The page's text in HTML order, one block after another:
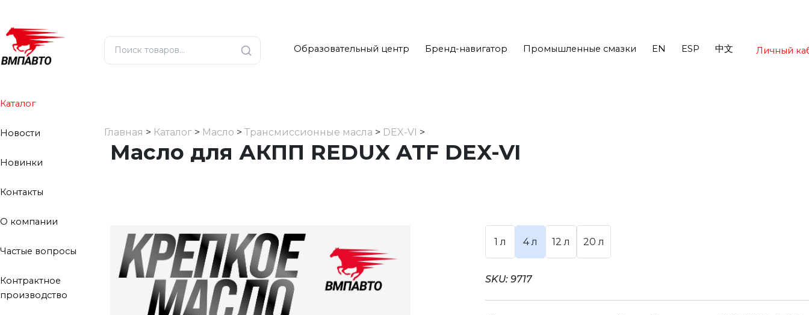
Каталог
Новости
Новинки
Контакты
О компании
Частые вопросы
Контрактное
производство
Образовательный центр Бренд-навигатор Промышленные смазки EN ESP 中文 Личный
Главная > Каталог> Масло > Трансмиссионные масла > DEX-VI >
Масло для АКПП REDUX ATF DEX-VI
1 л 4 л 12 л 20 л
SKU:9717